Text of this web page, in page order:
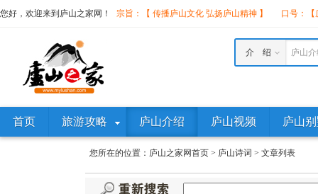
您好，欢迎来到庐山之家网！ 宗旨：【 传播庐山文化 弘扬庐山精神 】 口号：
庐山
介 绍
首页 旅游攻略 庐山介绍 庐山视频 庐山
您所在的位置： 庐山之家网首页 > 庐山诗词 > 文章列表